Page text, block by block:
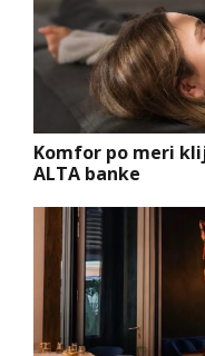
Komfor po meri
ALTA banke